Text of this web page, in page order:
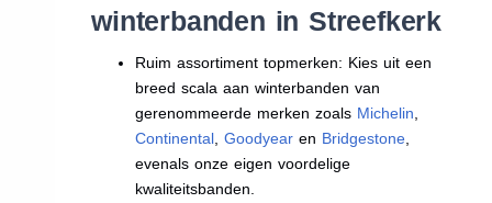
winterbanden in Streefkerk
Ruim assortiment topmerken: Kies uit een
breed scala aan winterbanden van
gerenommeerde merken zoals Michelin
Continental ,Goodyear en Bridgestone
evenals onze eigen voordelige
kwaliteitsbanden.